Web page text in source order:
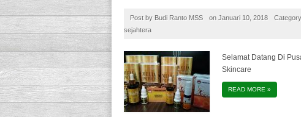
Post by Budi Ranto MSS on Januari 10, 2018
sejahtera
Selamat Datang Di
Skincare
READ MORE »